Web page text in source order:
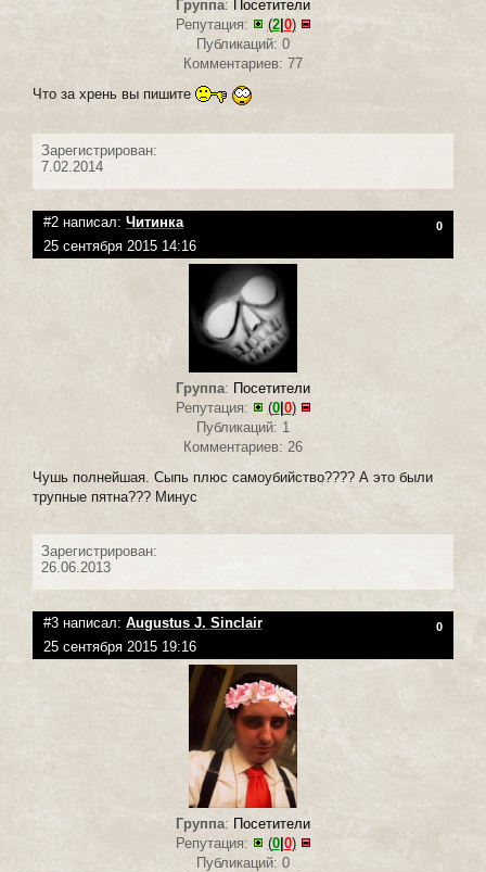
Группа:
Посетители
Репутация:
(2|0)
Публикаций: 0
Комментариев: 77
Что за хрень вы пишите
Зарегистрирован:
7.02.2014
#2 написал: Читинка 0
25 сентября 2015 14:16
Группа: Посетители
Репутация:
(0|0)
Публикаций: 1
Комментариев: 26
Чушь полнейшая. Сыпь плюс самоубийство???? А это были
трупные пятна??? Минус
Зарегистрирован:
26.06.2013
#3 написал: Augustus J. Sinclair 0
25 сентября 2015 19:16
Группа: Посетители
Репутация:
(0| 0)
Публикаций: 0